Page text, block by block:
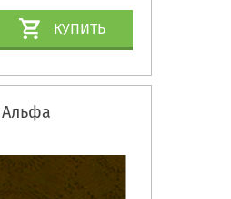
КУПИТЬ
Альфа